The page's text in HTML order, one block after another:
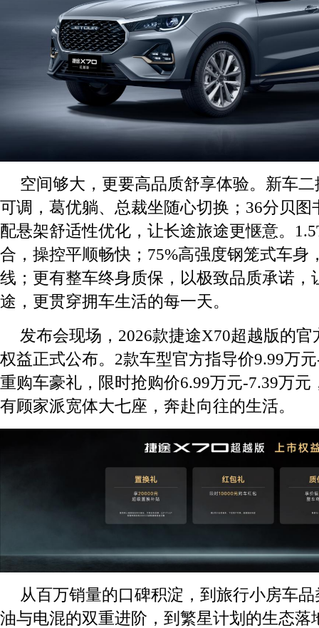
空间够大，更要高品质舒享体验。新车二
可调，葛优躺、总裁坐随心切换；36分贝图
配悬架舒适性优化，让长途旅途更惬意。
合，操控平顺畅快；75%高强度钢笼式车身
线；更有整车终身质保，以极致品质承诺，
途，更贯穿拥车生活的每一天。
发布会现场，2026款捷途X70超越版的
权益正式公布。2款车型官方指导价9.99万
重购车豪礼，限时抢购价6.99万元-7.39万元
有顾家派宽体大七座，奔赴向往的生活。
从百万销量的口碑积淀，到旅行小房车
油与电混的双重进阶，到繁星计划的生态落